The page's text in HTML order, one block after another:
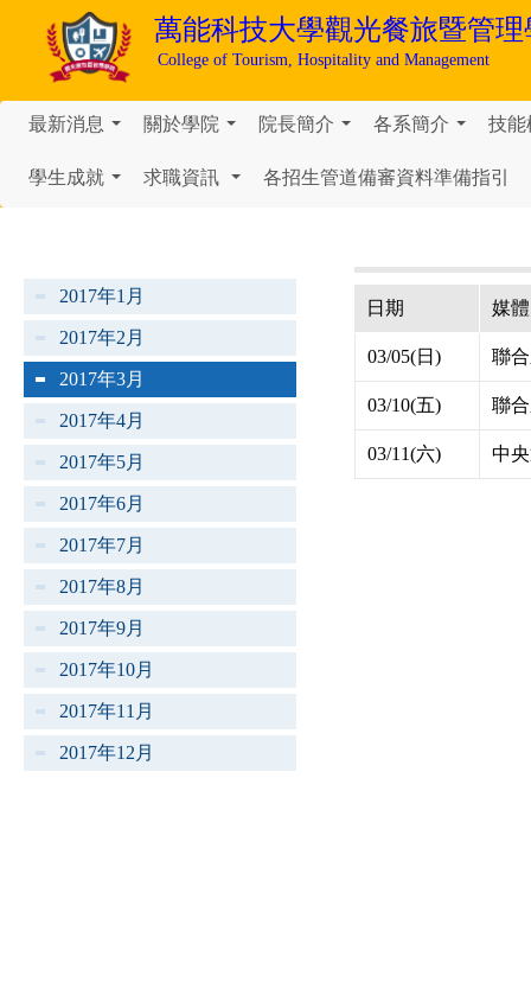
萬能科技大學觀光餐旅暨管理
College of Tourism, Hospitality and Management
最新消息 關於學院 院長簡介 各系簡介 技能
學生成就 求職資訊 各招生管道備審資料準備指引
2017年1月
2017年2月
2017年3月
2017年4月
2017年5月
2017年6月
2017年7月
2017年8月
2017年9月
2017年10月
2017年11月
2017年12月
日期 媒體
03/05(日) 聯
03/10(五) 聯
03/11(六) 中